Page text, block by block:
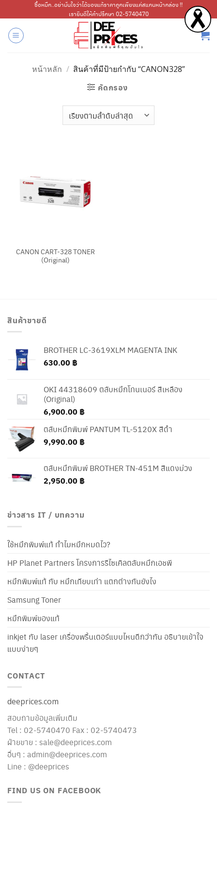
ไป
เนื้อหา
ซื้อหมึก..อย่ามั่นใจว่าได้ของแท้ราคาถูกเพียงแค่สแกนหน้ากล่อง !!
เรายินดีให้คำปรึกษา 02-5740470
หน้าหลัก / สินค้าที่มีป้ายกำกับ “CANON328”
คัดกรอง
CANON CART-328 TONER
(Original)
สินค้าขายดี
BROTHER LC-3619XLM MAGENTA INK
630.00 ฿
OKI 44318609 ตลับหมึกโทนเนอร์ สีเหลือง
(Original)
6,900.00 ฿
ตลับหมึกพิมพ์ PANTUM TL-5120X สีดำ
9,990.00 ฿
ตลับหมึกพิมพ์ BROTHER TN-451M สีแดงม่วง
2,950.00 ฿
ข่าวสาร IT / บทความ
ใช้หมึกพิมพ์แท้ ทำไมหมึกหมดไว?
HP Planet Partners โครงการรีไซเคิลตลับหมึกเอชพี
หมึกพิมพ์แท้ กับ หมึกเทียบเท่า แตกต่างกันยังไง
Samsung Toner
หมึกพิมพ์ของแท้
inkjet กับ laser เครื่องพริ้นเตอร์แบบไหนดีกว่ากัน อธิบายเข้าใจ
แบบง่ายๆ
CONTACT
deeprices.com
สอบถามข้อมูลเพิ่มเติม
Tel : 02-5740470 Fax : 02-5740473
ฝ่ายขาย : sale@deeprices.com
อื่นๆ : admin@deeprices.com
Line : @deeprices
FIND US ON FACEBOOK